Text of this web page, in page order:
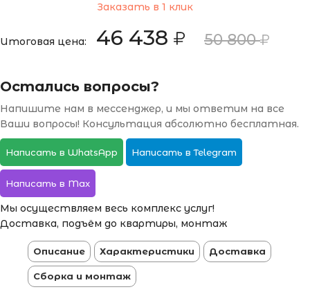
Заказать в 1 клик
Итоговая цена: 46 438 50 800
Остались вопросы?
Напишите нам в мессенджер, и мы ответим на все
Ваши вопросы! Консультация абсолютно бесплатная.
Написать в WhatsApp Написать в Telegram
Написать в Max
Мы осуществляем весь комплекс услуг!
Доставка, подъём до квартиры, монтаж
Описание Характеристики Доставка
Сборка и монтаж